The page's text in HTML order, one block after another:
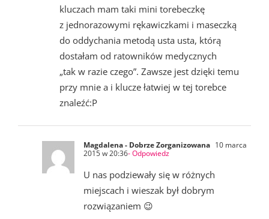
kluczach mam taki mini torebeczkę
z jednorazowymi rękawiczkami i maseczką
do oddychania metodą usta usta, którą
dostałam od ratowników medycznych
„tak w razie czego”. Zawsze jest dzięki temu
przy mnie a i klucze łatwiej w tej torebce
znaleźć:P
Magdalena - Dobrze Zorganizowana 10 marca
2015 w 20:36- Odpowiedz
U nas podziewały się w różnych
miejscach i wieszak był dobrym
rozwiązaniem 😉